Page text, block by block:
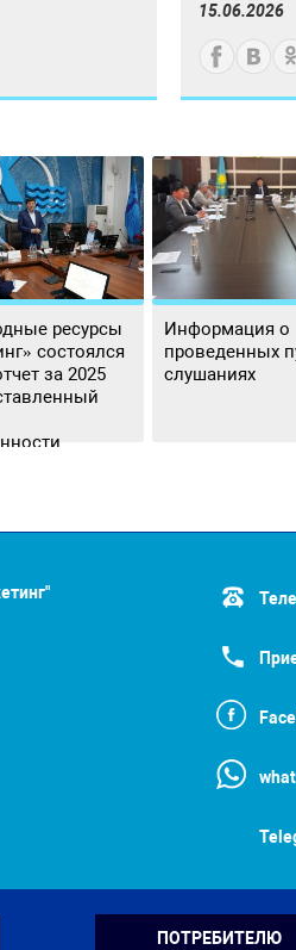
15.06.2026
ресурсы
состоялся
за 2025
Информация о
проведенных
слушаниях
ПОТРЕБИТЕЛЮ